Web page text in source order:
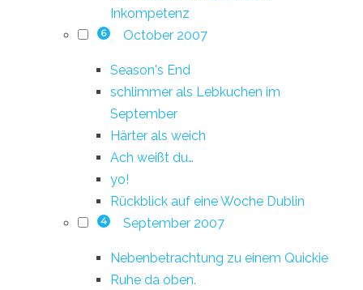
Inkompetenz
6 October 2007
Season's End
schlimmer als Lebkuchen im
September
Härter als weich
Ach weißt du…
yo!
Rückblick auf eine Woche Dublin
4 September 2007
Nebenbetrachtung zu einem Quickie
Ruhe da oben.